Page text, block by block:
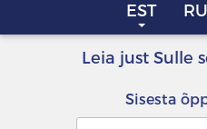
EST
Leia just Sulle
Sisesta